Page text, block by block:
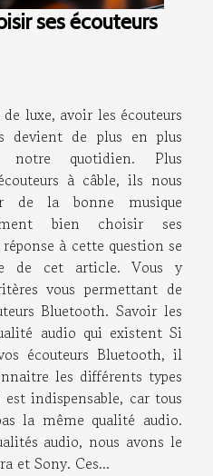
ses écouteurs
luxe, avoir les écouteurs
devient de plus en plus
notre quotidien. Plus
à câble, ils nous
de la bonne musique
bien choisir ses
à cette question se
de cet article. Vous y
vous permettant de
Bluetooth. Savoir les
audio qui existent Si
écouteurs Bluetooth, il
les différents types
indispensable, car tous
la même qualité audio.
audio, nous avons le
et Sony. Ces...